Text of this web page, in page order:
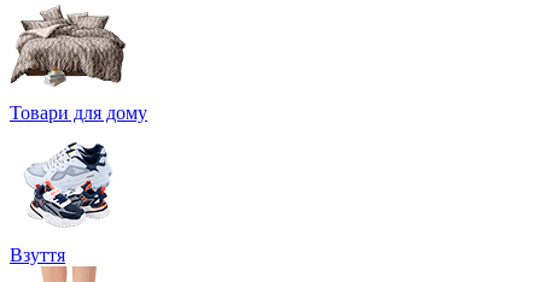
Товари для дому
Взуття